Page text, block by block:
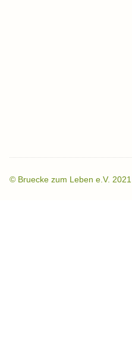
© Bruecke zum Leben e.V. 2021